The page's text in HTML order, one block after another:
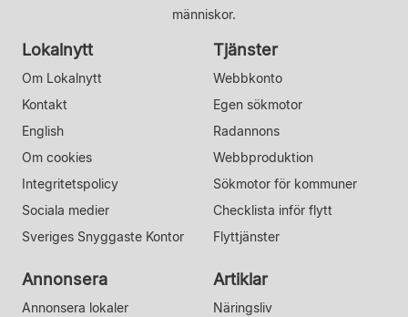
människor.
Lokalnytt
Om Lokalnytt
Kontakt
English
Om cookies
Integritetspolicy
Sociala medier
Sveriges Snyggaste Kontor
Tjänster
Webbkonto
Egen sökmotor
Radannons
Webbproduktion
Sökmotor för kommuner
Checklista inför flytt
Flyttjänster
Annonsera
Annonsera lokaler
Artiklar
Näringsliv